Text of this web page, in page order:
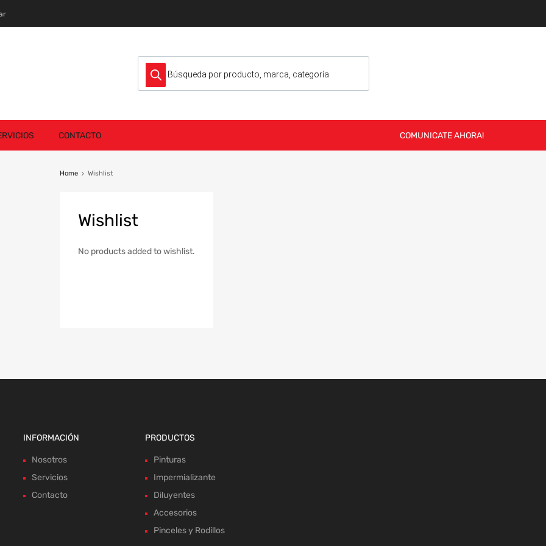
Búsqueda de productos
CONTACTO COMUNICATE AHORA!
Home Wishlist
Wishlist
No products added to wishlist.
INFORMACIÓN
Nosotros
Servicios
Contacto
PRODUCTOS
Pinturas
Impermializante
Diluyentes
Accesorios
Pinceles y Rodillos